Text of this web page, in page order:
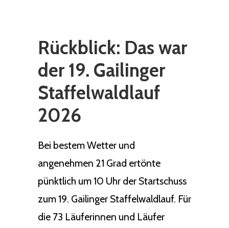
Rückblick: Das war
der 19. Gailinger
Staffelwaldlauf
2026
Bei bestem Wetter und
angenehmen 21 Grad ertönte
pünktlich um 10 Uhr der Startschuss
zum 19. Gailinger Staffelwaldlauf. Für
die 73 Läuferinnen und Läufer